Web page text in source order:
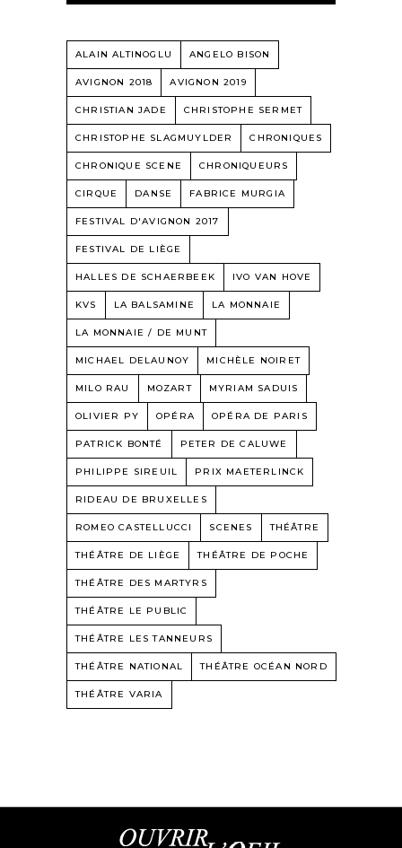
ALAIN ALTINOGLU ANGELO BISON
AVIGNON 2018 AVIGNON 2019
CHRISTIAN JADE CHRISTOPHE SERMET
CHRISTOPHE SLAGMUYLDER CHRONIQUES
CHRONIQUE SCENE CHRONIQUEURS
CIRQUE DANSE FABRICE MURGIA
FESTIVAL D'AVIGNON 2017
FESTIVAL DE LIÈGE
HALLES DE SCHAERBEEK IVO VAN HOVE
KVS LA BALSAMINE LA MONNAIE
LA MONNAIE / DE MUNT
MICHAEL DELAUNOY MICHÈLE NOIRET
MILO RAU MOZART MYRIAM SADUIS
OLIVIER PY OPÉRA OPÉRA DE PARIS
PATRICK BONTÉ PETER DE CALUWE
PHILIPPE SIREUIL PRIX MAETERLINCK
RIDEAU DE BRUXELLES
ROMEO CASTELLUCCI SCENES THÉÂTRE
THÉÂTRE DE LIÈGE THÉÂTRE DE POCHE
THÉÂTRE DES MARTYRS
THÉÂTRE LE PUBLIC
THÉÂTRE LES TANNEURS
THÉÂTRE NATIONAL THÉÂTRE OCÉAN NORD
THÉÂTRE VARIA